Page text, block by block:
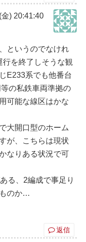
) 20:41:40
というのでなけれ
行を終了しそうな観
E233系でも他番台
の私鉄車両準拠の
可能な線区はかな
大開口型のホーム
が、こちらは現状
なりある状況で可
る、2編成で事足り
のか…
返信